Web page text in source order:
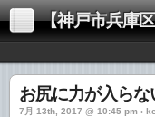
【神戸市兵庫区の整体】
お尻に力が入らな
7月 13th, 2017 @ 10:45 pm ›